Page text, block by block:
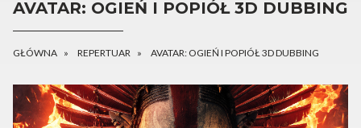
AVATAR: OGIEŃ I POPIÓŁ 3D DUBBING
GŁÓWNA REPERTUAR AVATAR: OGIEŃ I POPIÓŁ 3D DUBBING